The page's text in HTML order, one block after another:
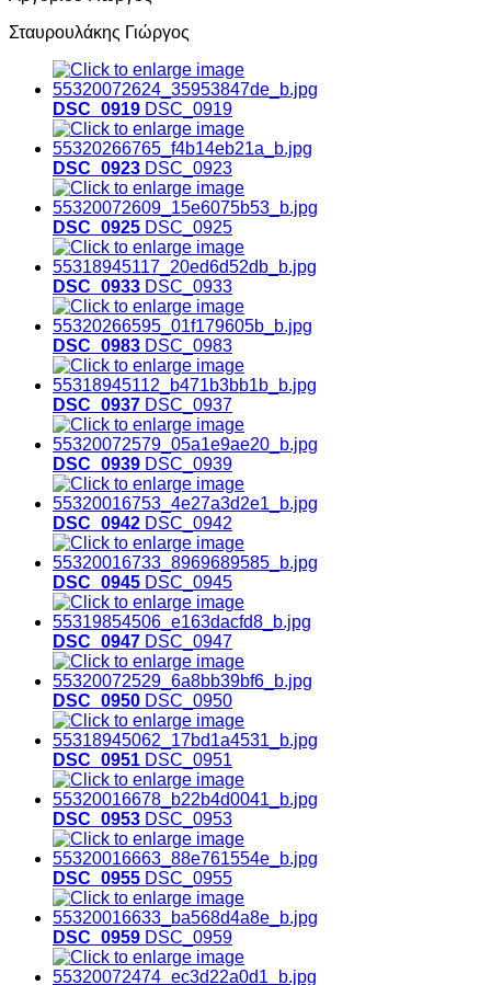
Σταυρουλάκης Γιώργος
DSC_0919 DSC_0919
DSC_0923 DSC_0923
DSC_0925 DSC_0925
DSC_0933 DSC_0933
DSC_0983 DSC_0983
DSC_0937 DSC_0937
DSC_0939 DSC_0939
DSC_0942 DSC_0942
DSC_0945 DSC_0945
DSC_0947 DSC_0947
DSC_0950 DSC_0950
DSC_0951 DSC_0951
DSC_0953 DSC_0953
DSC_0955 DSC_0955
DSC_0959 DSC_0959